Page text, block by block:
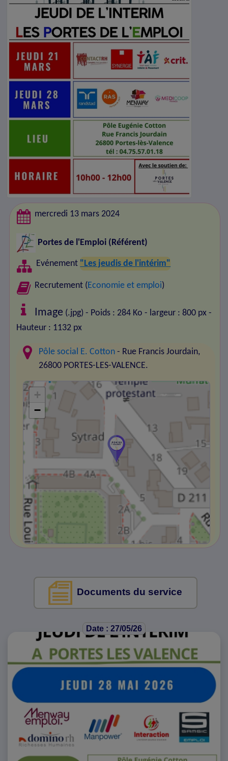
mercredi 13 mars 2024
Portes de l'Emploi (Référent)
Evénement "Les jeudis de l'intérim"
Recrutement ( Economie et emploi)
Image (.jpg) - Poids : 284 Ko - largeur : 800 px -
Hauteur : 1132 px
Pôle social E. Cotton - Rue Francis Jourdain,
26800 PORTES-LES-VALENCE.
+
−
Documents du service
Date : 27/05/26